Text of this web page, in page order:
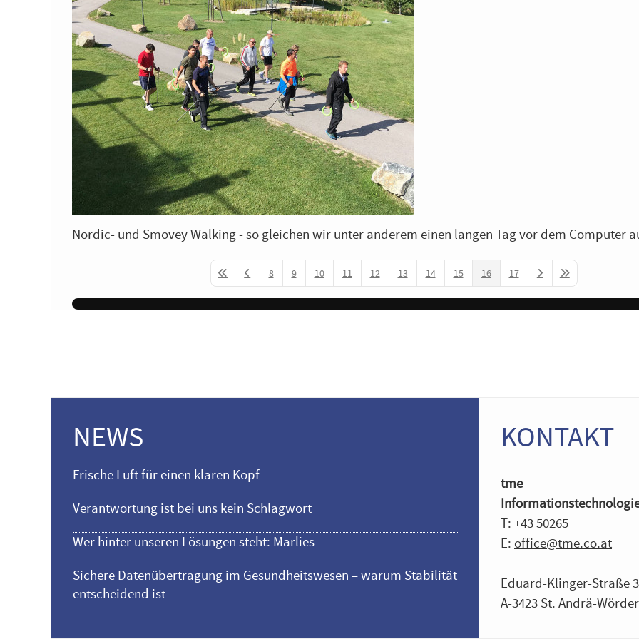
Nordic- und Smovey Walking - so gleichen wir unter anderem einen langen Tag vor dem Computer
First PagePrevious Page
8 9 10 11 12 13 14 15 16 17 Next PageLast Page
NEWS
Frische Luft für einen klaren Kopf
Verantwortung ist bei uns kein Schlagwort
Wer hinter unseren Lösungen steht: Marlies
Sichere Datenübertragung im Gesundheitswesen – warum Stabilität
entscheidend ist
KONTAKT
tme
T: +43 50265
E: office@tme.co.at
Eduard-Klinger-Straße
A-3423 St. Andrä-